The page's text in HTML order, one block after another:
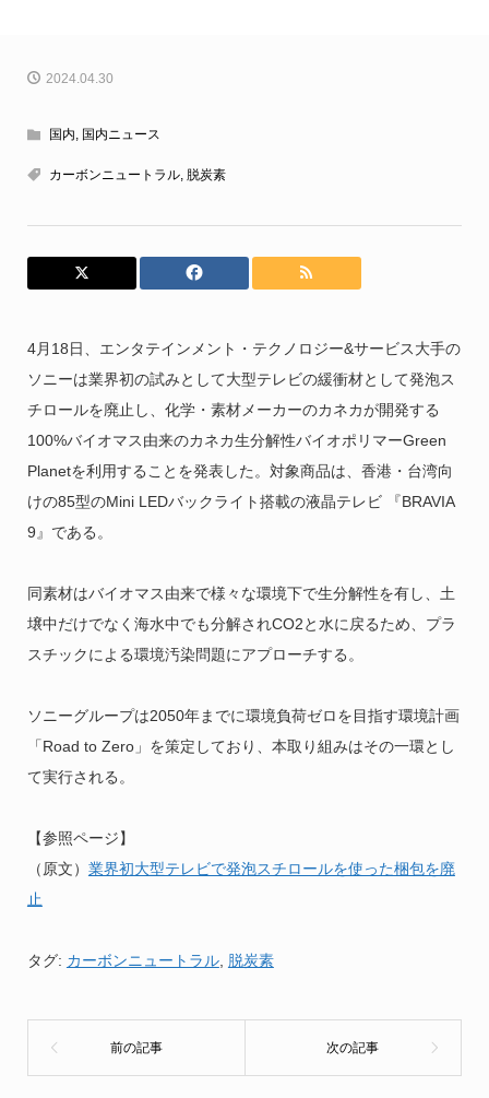
2024.04.30
国内, 国内ニュース
カーボンニュートラル, 脱炭素
4月18日、エンタテインメント・テクノロジー&サービス大手の
ソニーは業界初の試みとして大型テレビの緩衝材として発泡ス
チロールを廃止し、化学・素材メーカーのカネカが開発する
100%バイオマス由来のカネカ生分解性バイオポリマーGreen
Planetを利用することを発表した。対象商品は、香港・台湾向
けの85型のMini LEDバックライト搭載の液晶テレビ 『BRAVIA
9』である。
同素材はバイオマス由来で様々な環境下で生分解性を有し、土
壌中だけでなく海水中でも分解されCO2と水に戻るため、プラ
スチックによる環境汚染問題にアプローチする。
ソニーグループは2050年までに環境負荷ゼロを目指す環境計画
「Road to Zero」を策定しており、本取り組みはその一環とし
て実行される。
【参照ページ】
（原文） 業界初大型テレビで発泡スチロールを使った梱包を廃
止
タグ: カーボンニュートラル, 脱炭素